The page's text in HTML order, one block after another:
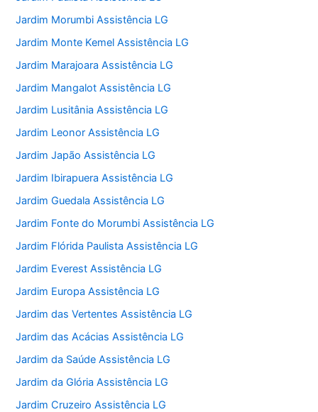
Jardim Morumbi Assistência LG
Jardim Monte Kemel Assistência LG
Jardim Marajoara Assistência LG
Jardim Mangalot Assistência LG
Jardim Lusitânia Assistência LG
Jardim Leonor Assistência LG
Jardim Japão Assistência LG
Jardim Ibirapuera Assistência LG
Jardim Guedala Assistência LG
Jardim Fonte do Morumbi Assistência LG
Jardim Flórida Paulista Assistência LG
Jardim Everest Assistência LG
Jardim Europa Assistência LG
Jardim das Vertentes Assistência LG
Jardim das Acácias Assistência LG
Jardim da Saúde Assistência LG
Jardim da Glória Assistência LG
Jardim Cruzeiro Assistência LG